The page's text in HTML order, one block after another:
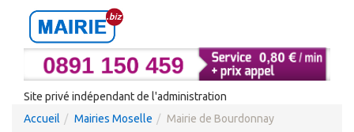
Site privé indépendant de l'administration
Accueil
Mairies Moselle Mairie de Bourdonnay